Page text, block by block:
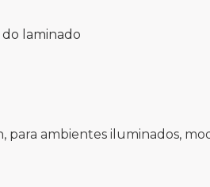
laminado
ambientes iluminados,